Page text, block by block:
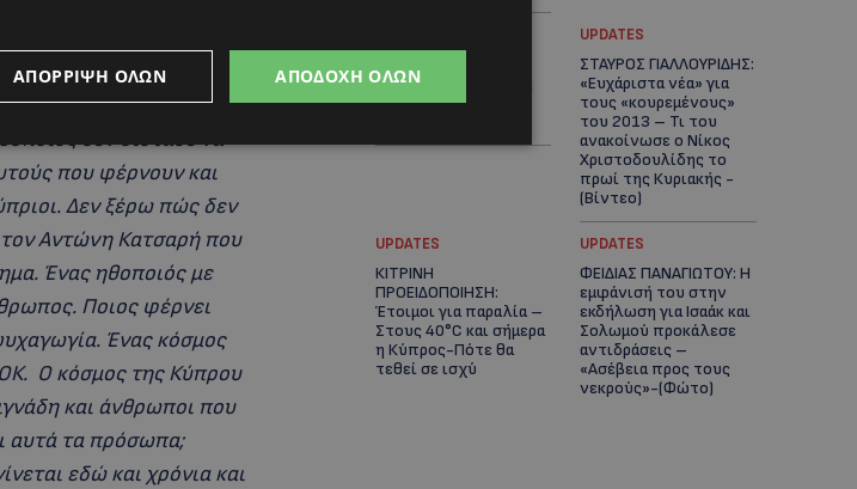
δεν δίστασε να
που φέρνουν και
Δεν ξέρω πώς δεν
Αντώνη Κατσαρή που
Ένας ηθοποιός με
Ποιος φέρνει
Ένας κόσμος
Ο κόσμος της Κύπρου
και άνθρωποι που
αυτά τα πρόσωπα;
εδώ και χρόνια και
51χρονος – Έκκληση
της Αστυνομίας για
UPDATES
ΣΤΑΥΡΟΣ ΓΙΑΛΛΟΥΡΙΔΗΣ:
«Ευχάριστα νέα» για
τους «κουρεμένους»
του 2013 – Τι του
ανακοίνωσε ο Νίκος
Χριστοδουλίδης το
πρωί της Κυριακής -
(Βίντεο)
UPDATES
ΚΙΤΡΙΝΗ
ΠΡΟΕΙΔΟΠΟΙΗΣΗ:
Έτοιμοι για παραλία –
Στους 40°C και σήμερα
η Κύπρος-Πότε θα
τεθεί σε ισχύ
UPDATES
ΦΕΙΔΙΑΣ ΠΑΝΑΓΙΩΤΟΥ: Η
εμφάνισή του στην
εκδήλωση για Ισαάκ και
Σολωμού προκάλεσε
αντιδράσεις –
«Ασέβεια προς τους
νεκρούς»-(Φώτο)
ΑΠΟΔΟΧΉ ΌΛΩΝ
ΑΠΌΡΡΙΨΗ ΌΛΩΝ